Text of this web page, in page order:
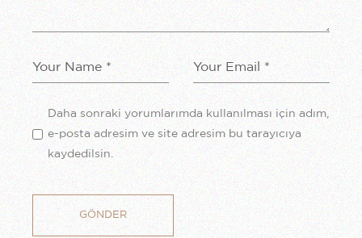
Daha sonraki yorumlarımda kullanılması için adım,
e-posta adresim ve site adresim bu tarayıcıya
kaydedilsin.
GÖNDER